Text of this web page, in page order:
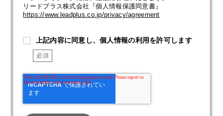
リードプラス株式会社『個人情報保護同意書』
https://www.leadplus.co.jp/privacy/agreement
上記内容に同意し、個人情報の利用を許可します